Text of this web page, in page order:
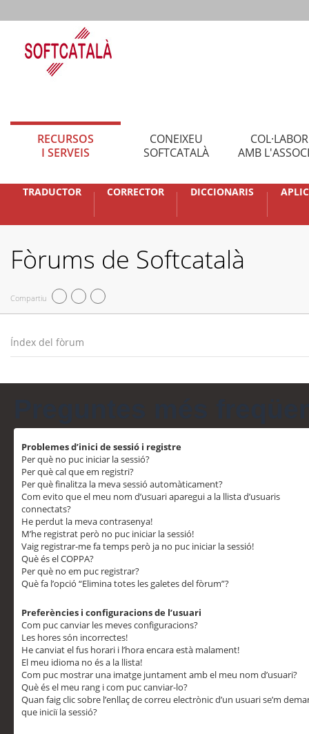
RECURSOS
I SERVEIS
CONEIXEU
SOFTCATALÀ
AMB
TRADUCTOR CORRECTOR DICCIONARIS
Fòrums de Softcatalà
Compartiu
Índex del fòrum
Problemes d’inici de sessió i registre
Per què no puc iniciar la sessió?
Per què cal que em registri?
Per què finalitza la meva sessió automàticament?
Com evito que el meu nom d’usuari aparegui a la llista d’usuaris
connectats?
He perdut la meva contrasenya!
M’he registrat però no puc iniciar la sessió!
Vaig registrar-me fa temps però ja no puc iniciar la sessió!
Què és el COPPA?
Per què no em puc registrar?
Què fa l’opció “Elimina totes les galetes del fòrum”?
Preferències i configuracions de l’usuari
Com puc canviar les meves configuracions?
Les hores són incorrectes!
He canviat el fus horari i l’hora encara està malament!
El meu idioma no és a la llista!
Com puc mostrar una imatge juntament amb el meu nom d’usuari?
Què és el meu rang i com puc canviar-lo?
Quan faig clic sobre l’enllaç de correu electrònic d’un usuari se’m
que iniciï la sessió?